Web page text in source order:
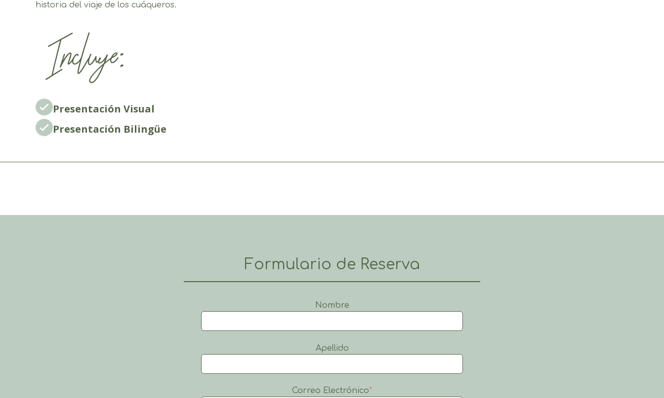
historia del viaje de los cuáqueros.
Incluye:
Presentación Visual
Presentación Bilingüe
Formulario de Reserva
Nombre
Apellido
Correo Electrónico*